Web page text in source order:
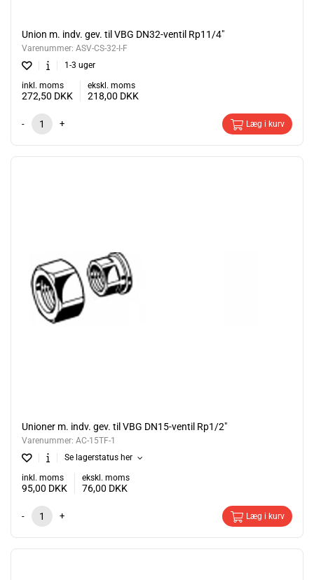
Union m. indv. gev. til VBG DN32-ventil Rp11/4"
Varenummer: ASV-CS-32-I-F
1-3 uger
inkl. moms
272,50 DKK
ekskl. moms
218,00 DKK
- + Læg i kurv
Unioner m. indv. gev. til VBG DN15-ventil Rp1/2"
Varenummer: AC-15TF-1
Se lagerstatus her
inkl. moms
95,00 DKK
ekskl. moms
76,00 DKK
- + Læg i kurv